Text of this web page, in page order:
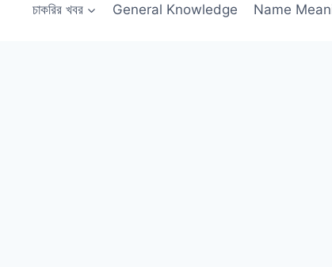
চাকরির খবর General Knowledge Name